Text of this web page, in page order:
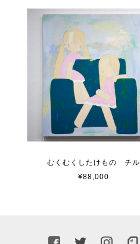
むくむくしたけもの チル
¥88,000